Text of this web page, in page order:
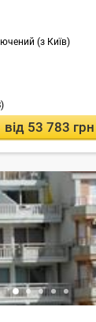
(з Київ)
від 53 783 грн